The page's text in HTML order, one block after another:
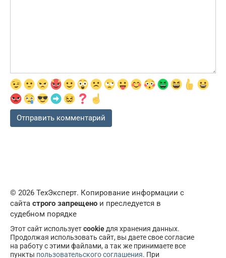
© 2026 ТехЭксперт. Копирование информации с
сайта строго запрещено и преследуется в
судебном порядке
Этот сайт используетcookieдля хранения данных.
Продолжая использовать сайт, вы даете свое согласие
на работу с этими файлами, а так же принимаете все
пункты пользовательского соглашения. При